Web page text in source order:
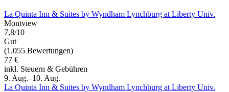
La Quinta Inn & Suites by Wyndham Lynchburg at Liberty Univ.
Montview
7,8/10
Gut
(1.055 Bewertungen)
77 €
inkl. Steuern & Gebühren
9. Aug.–10. Aug.
La Quinta Inn & Suites by Wyndham Lynchburg at Liberty Univ.